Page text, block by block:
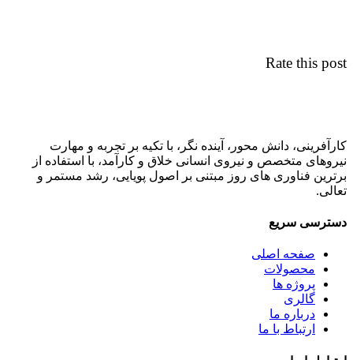
Rate this post
کارآفرینی، دانش محور، آینده نگر، با تکیه بر تجربه و مهارت
نیروهای متخصص و نیروی انسانی خلاق و کارآمد، با استفاده از
برترین فناوری های روز مبتنی بر اصول پویایی، رشد مستمر و
تعالی.
دسترسی سریع
صفحه اصلی
محصولات
پروژه ها
گالری
درباره ما
ارتباط با ما